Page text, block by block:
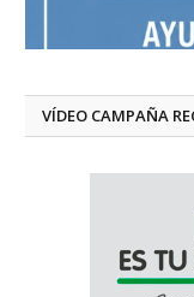
VÍDEO CAMPAÑA